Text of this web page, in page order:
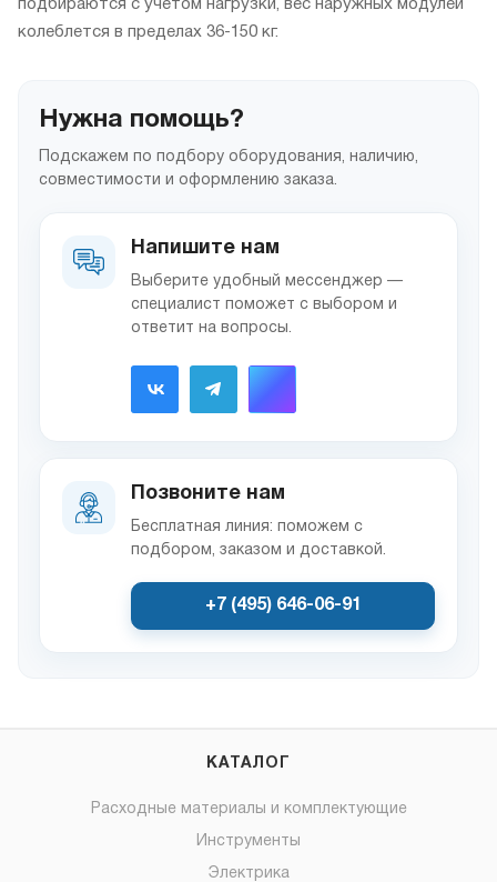
подбираются с учетом нагрузки, вес наружных модулей
колеблется в пределах 36-150 кг.
Нужна помощь?
Подскажем по подбору оборудования, наличию,
совместимости и оформлению заказа.
Напишите нам
Выберите удобный мессенджер —
специалист поможет с выбором и
ответит на вопросы.
Позвоните нам
Бесплатная линия: поможем с
подбором, заказом и доставкой.
+7 (495) 646-06-91
КАТАЛОГ
Расходные материалы и комплектующие
Инструменты
Электрика